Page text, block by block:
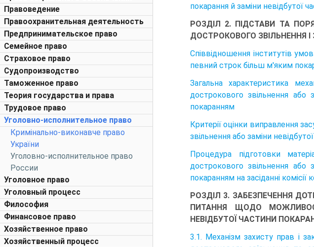
Правоведение
Правоохранительная деятельность
Предпринимательское право
Семейное право
Страховое право
Судопроизводство
Таможенное право
Теория государства и права
Трудовое право
Уголовно-исполнительное право
Кримінально-виконавче право
України
Уголовно-исполнительное право
России
Уголовное право
Уголовный процесс
Философия
Финансовое право
Хозяйственное право
Хозяйственный процесс
покарання й заміни невідбутої
РОЗДІЛ 2. ПІДСТАВИ ТА
ДОСТРОКОВОГО ЗВІЛЬНЕННЯ
Співвідношення інститутів
певний строк більш м'яким
Загальна характеристика
дострокового звільнення
покаранням
Критерії оцінки виправлення
звільнення або заміни
Процедура підготовки
дострокового звільнення
покаранням на засіданні комісії
РОЗДІЛ 3. ЗАБЕЗПЕЧЕННЯ
ПИТАННЯ ЩОДО
НЕВІДБУТОЇ ЧАСТИНИ
3.1. Механізм захисту прав і